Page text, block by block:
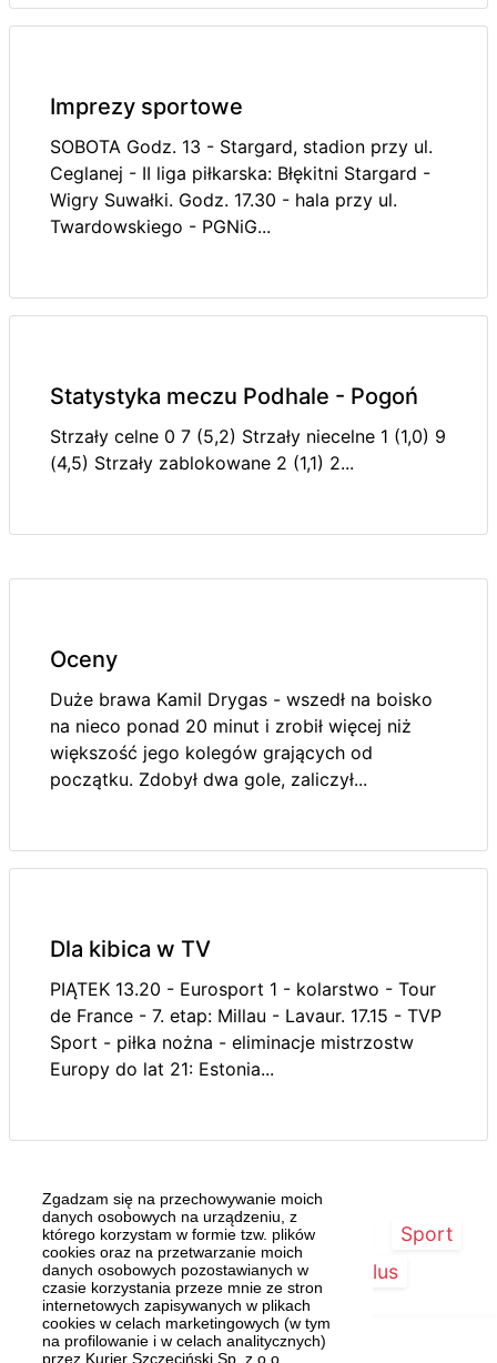
Zgadzam się na przechowywanie moich
danych osobowych na urządzeniu, z
którego korzystam w formie tzw. plików
cookies oraz na przetwarzanie moich
danych osobowych pozostawianych w
czasie korzystania przeze mnie ze stron
internetowych zapisywanych w plikach
cookies w celach marketingowych (w tym
na profilowanie i w celach analitycznych)
przez Kurier Szczeciński Sp. z o.o.
Imprezy sportowe
SOBOTA Godz. 13 - Stargard, stadion przy ul.
Ceglanej - II liga piłkarska: Błękitni Stargard -
Wigry Suwałki. Godz. 17.30 - hala przy ul.
Twardowskiego - PGNiG...
Statystyka meczu Podhale - Pogoń
Strzały celne 0 7 (5,2) Strzały niecelne 1 (1,0) 9
(4,5) Strzały zablokowane 2 (1,1) 2...
Oceny
Duże brawa Kamil Drygas - wszedł na boisko
na nieco ponad 20 minut i zrobił więcej niż
większość jego kolegów grających od
początku. Zdobył dwa gole, zaliczył...
Dla kibica w TV
PIĄTEK 13.20 - Eurosport 1 - kolarstwo - Tour
de France - 7. etap: Millau - Lavaur. 17.15 - TVP
Sport - piłka nożna - eliminacje mistrzostw
Europy do lat 21: Estonia...
Strona główna Szczecin/Region
Sport
Kultura
Kurier Plus